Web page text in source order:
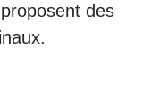
des